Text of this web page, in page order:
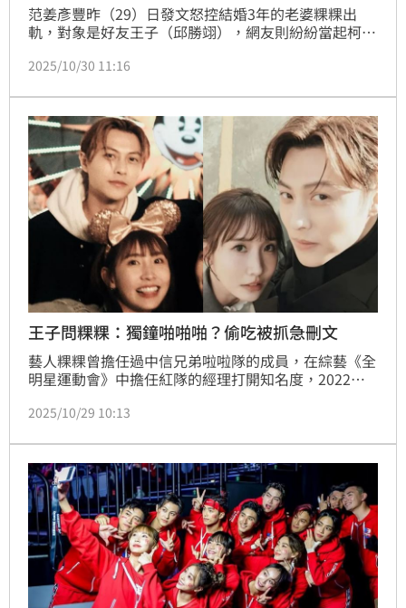
范姜彥豐昨（29）日發文怒控結婚3年的老婆粿粿出
軌，對象是好友王子（邱勝翊），網友則紛紛當起柯南
動、文字，一切似乎早就有跡可循。其中一篇去年底的
議論。
2025/10/30 11:16
王子問粿粿：獨鐘啪啪啪？偷吃被抓急刪文
藝人粿粿曾擔任過中信兄弟啦啦隊的成員，在綜藝《全
明星運動會》中擔任紅隊的經理打開知名度，2022年
粿婚內出軌王子。王子也被挖出去年上傳了一段滑雪影
啪啪啪情有獨鐘？」如今王子被抓到悄悄刪文，遭網友
批評「作賊心虛」。
2025/10/29 10:13